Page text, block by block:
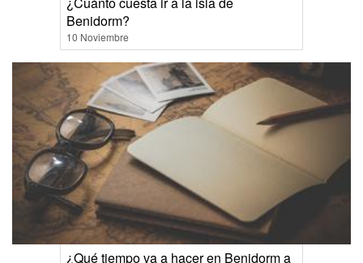
Benidorm?
10 Noviembre
¿Qué tiempo va a hacer en Benidorm a